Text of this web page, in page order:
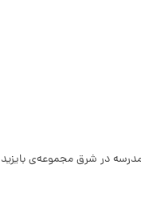
در شرق مجموعه‌ی